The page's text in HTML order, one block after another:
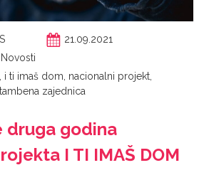
21.09.2021
Novosti
i ti imaš dom nacionalni projekt
zajednica
druga godina
I TI IMAŠ DOM